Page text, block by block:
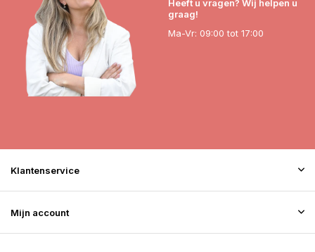
Heeft u vragen? Wij helpen u
graag!
Ma-Vr: 09:00 tot 17:00
Klantenservice
Mijn account